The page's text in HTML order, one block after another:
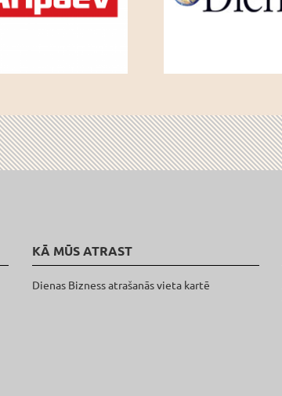
KĀ MŪS ATRAST
Dienas Bizness atrašanās vieta kartē